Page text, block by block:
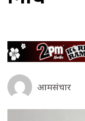
आमसंचार